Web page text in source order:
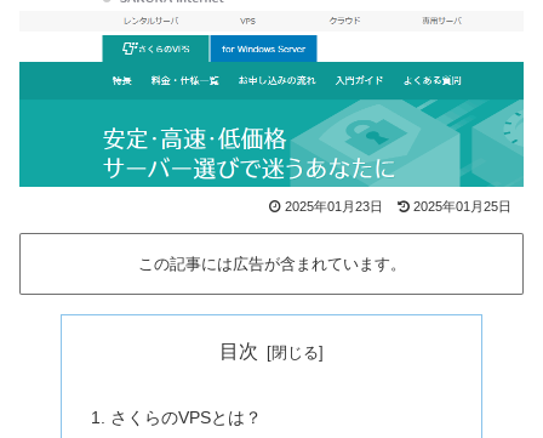
2025年01月23日 2025年01月25日
この記事には広告が含まれています。
目次
さくらのVPSとは？